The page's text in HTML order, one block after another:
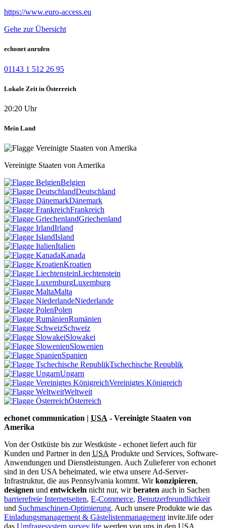
https://www.euro-access.eu
Gehe zur Übersicht
echonet anrufen
01143 1 512 26 95
Lokale Zeit in Österreich
20:20 Uhr
Mein Land
Vereinigte Staaten von Amerika
Belgien
Deutschland
Dänemark
Frankreich
Griechenland
Irland
Island
Italien
Kanada
Kroatien
Liechtenstein
Luxemburg
Malta
Niederlande
Polen
Rumänien
Schweiz
Slowakei
Slowenien
Spanien
Tschechische Republik
Ungarn
Vereinigtes Königreich
Weltweit
Österreich
echonet communication | USA - Vereinigte Staaten von
Amerika
Von der Ostküste bis zur Westküste - echonet liefert auch für
Kunden und Partner in den USA Produkte und Services, Software-
Anwendungen und Dienstleistungen. Auch Zulieferer von echonet
sind in den USA beheimated, wie etwa unsere Ad-Server-
Infrastruktur, die aus Pennsylvania kommt. Wirkonzipieren,
designen und entwickeln nicht nur, wirberaten auch in Sachen
barrierefreie Internetseiten, E-Commerce, Benutzerfreundlichkeit
und Suchmaschinen-Optimierung. Auch unsere Produkte wie das
Einladungsmanagement & Gästelistenmanagement invite.life oder